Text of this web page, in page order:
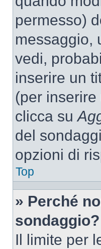
permesso)
messaggio,
vedi,
inserire un
(per inserire
clicca su
del
opzioni di
Top
» Perché
sondaggio?
Il limite per